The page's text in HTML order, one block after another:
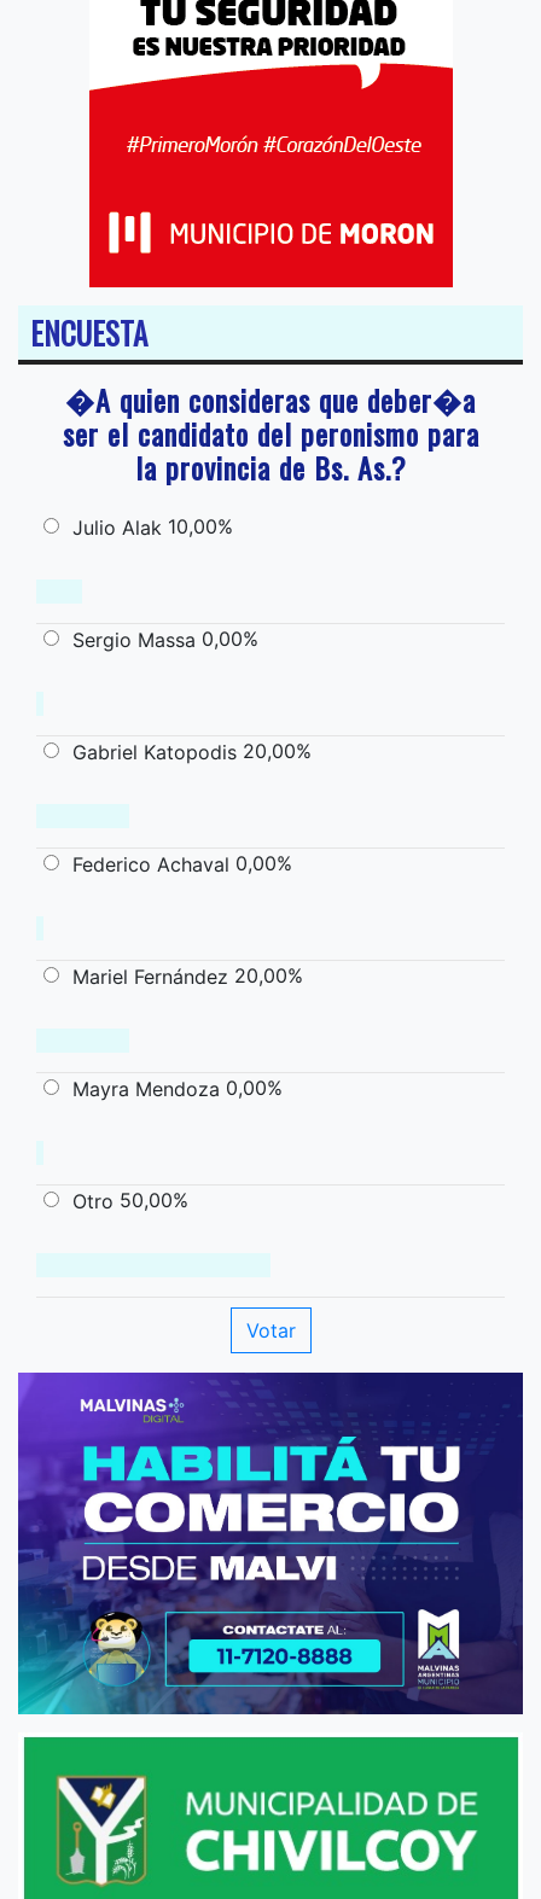
ENCUESTA
�A quien consideras que deber�a
ser el candidato del peronismo para
la provincia de Bs. As.?
Julio Alak 10,00%
Sergio Massa 0,00%
Gabriel Katopodis 20,00%
Federico Achaval 0,00%
Mariel Fernández 20,00%
Mayra Mendoza 0,00%
Otro 50,00%